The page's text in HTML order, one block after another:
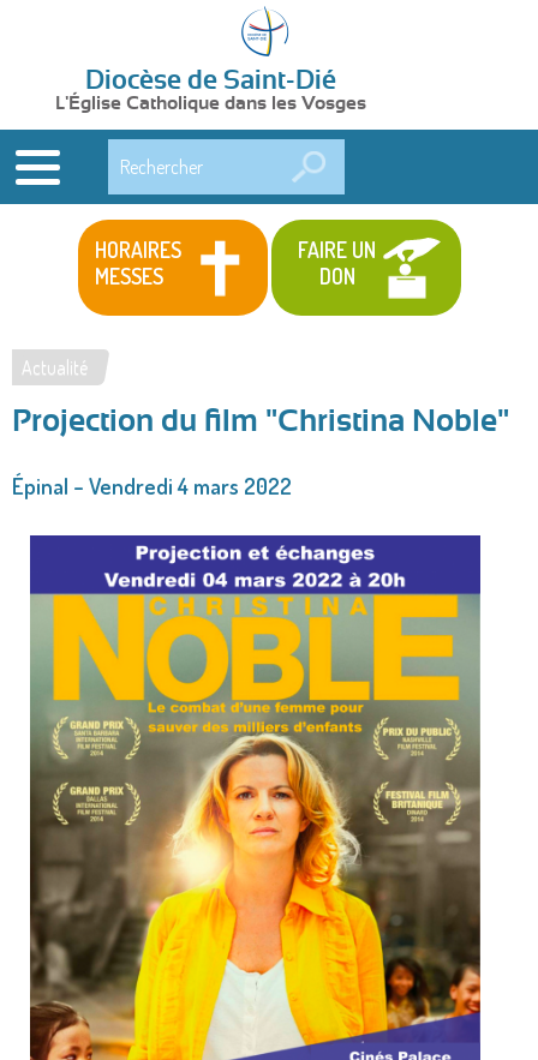
Diocèse de Saint-Dié
L'Église Catholique dans les Vosges
HORAIRES
MESSES
FAIRE UN
DON
Vous
êtes
ici
Actualité
Projection du film "Christina Noble"
Épinal – Vendredi 4 mars 2022